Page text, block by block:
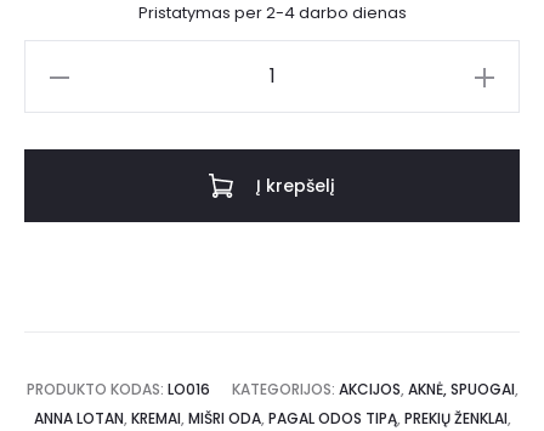
Pristatymas per 2-4 darbo dienas
Į krepšelį
PRODUKTO KODAS: LO016 KATEGORIJOS: AKCIJOS, AKNĖ, SPUOGAI,
ANNA LOTAN, KREMAI, MIŠRI ODA, PAGAL ODOS TIPĄ, PREKIŲ ŽENKLAI,